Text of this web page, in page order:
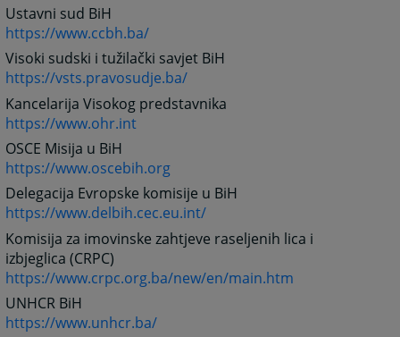
Ustavni sud BiH
https://www.ccbh.ba/
Visoki sudski i tužilački savjet BiH
https://vsts.pravosudje.ba/
Kancelarija Visokog predstavnika
https://www.ohr.int
OSCE Misija u BiH
https://www.oscebih.org
Delegacija Evropske komisije u BiH
https://www.delbih.cec.eu.int/
Komisija za imovinske zahtjeve raseljenih lica i
izbjeglica (CRPC)
https://www.crpc.org.ba/new/en/main.htm
UNHCR BiH
https://www.unhcr.ba/